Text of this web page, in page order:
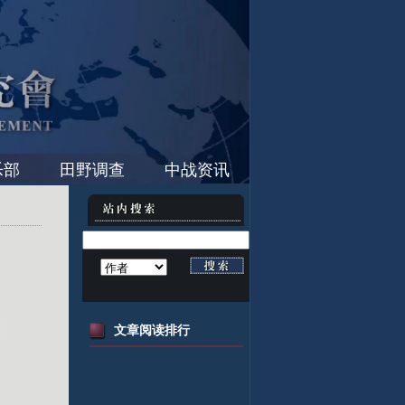
田野调查 中战资讯
文章阅读排行